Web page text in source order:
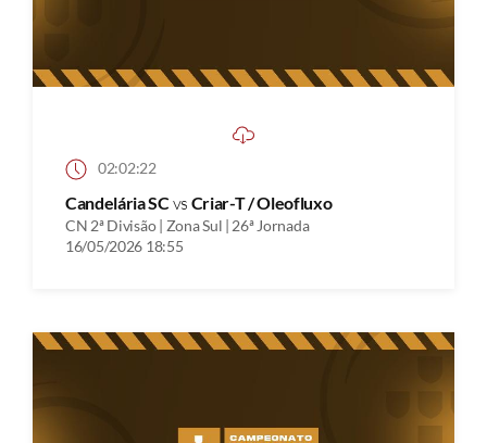
02:02:22
Candelária SCvs Criar-T / Oleofluxo
CN 2ª Divisão | Zona Sul | 26ª Jornada
16/05/2026 18:55